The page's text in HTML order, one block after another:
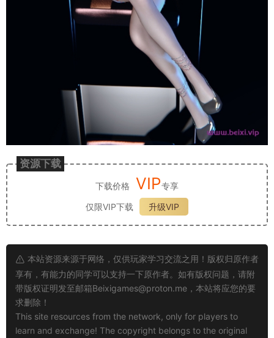
资源下载
下载价格 VIP专享
仅限VIP下载
升级VIP
本站资源来源于网络，仅供玩家学习交流之用！版权归原作者
享有，有能力的同学可以支持一下原作者。如有版权问题，请附
带版权证明发至邮箱Beixigames@proton.me ，本站将应您的要
求删除！
This site resources from the network, only for players to
learn and exchange! The copyright belongs to the original